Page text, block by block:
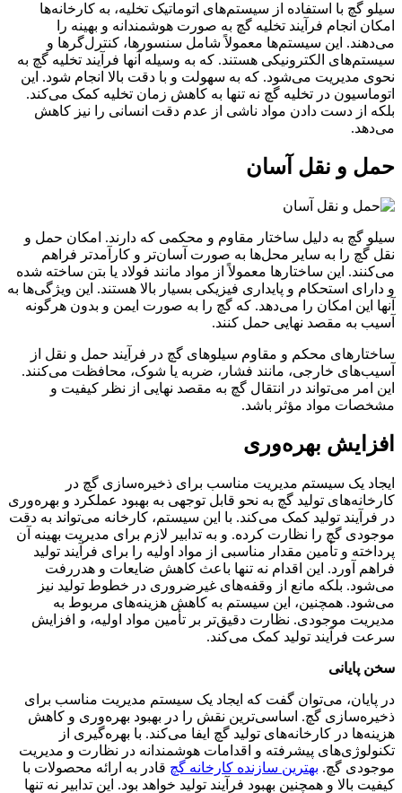
سیلو گچ با استفاده از سیستم‌های اتوماتیک تخلیه، به کارخانه‌ها
امکان انجام فرآیند تخلیه گچ به صورت هوشمندانه و بهینه را
می‌دهند. این سیستم‌ها معمولاً شامل سنسورها، کنترل‌گرها و
سیستم‌های الکترونیکی هستند. که به وسیله آنها فرآیند تخلیه گچ به
نحوی مدیریت می‌شود. که به سهولت و با دقت بالا انجام شود. این
اتوماسیون در تخلیه گچ نه تنها به کاهش زمان تخلیه کمک می‌کند.
بلکه از دست دادن مواد ناشی از عدم دقت انسانی را نیز کاهش
می‌دهد.
حمل و نقل آسان
سیلو گچ به دلیل ساختار مقاوم و محکمی که دارند. امکان حمل و
نقل گچ را به سایر محل‌ها به صورت آسان‌تر و کارآمدتر فراهم
می‌کنند. این ساختارها معمولاً از مواد مانند فولاد یا بتن ساخته شده
و دارای استحکام و پایداری فیزیکی بسیار بالا هستند. این ویژگی‌ها به
آنها این امکان را می‌دهد. که گچ را به صورت ایمن و بدون هرگونه
آسیب به مقصد نهایی حمل کنند.
ساختارهای محکم و مقاوم سیلوهای گچ در فرآیند حمل و نقل از
آسیب‌های خارجی، مانند فشار، ضربه یا شوک، محافظت می‌کنند.
این امر می‌تواند در انتقال گچ به مقصد نهایی از نظر کیفیت و
مشخصات مواد مؤثر باشد.
افزایش بهره‌وری
ایجاد یک سیستم مدیریت مناسب برای ذخیره‌سازی گچ در
کارخانه‌های تولید گچ به نحو قابل توجهی به بهبود عملکرد و بهره‌وری
در فرآیند تولید کمک می‌کند. با این سیستم، کارخانه می‌تواند به دقت
موجودی گچ را نظارت کرده. و به تدابیر لازم برای مدیریت بهینه آن
پرداخته و تأمین مقدار مناسبی از مواد اولیه را برای فرآیند تولید
فراهم آورد. این اقدام نه تنها باعث کاهش ضایعات و هدررفت
می‌شود. بلکه مانع از وقفه‌های غیرضروری در خطوط تولید نیز
می‌شود. همچنین، این سیستم به کاهش هزینه‌های مربوط به
مدیریت موجودی. نظارت دقیق‌تر بر تأمین مواد اولیه، و افزایش
سرعت فرآیند تولید کمک می‌کند.
سخن پایانی
در پایان، می‌توان گفت که ایجاد یک سیستم مدیریت مناسب برای
ذخیره‌سازی گچ. اساسی‌ترین نقش را در بهبود بهره‌وری و کاهش
هزینه‌ها در کارخانه‌های تولید گچ ایفا می‌کند. با بهره‌گیری از
تکنولوژی‌های پیشرفته و اقدامات هوشمندانه در نظارت و مدیریت
موجودی گچ. بهترین سازنده کارخانه گچ قادر به ارائه محصولات با
کیفیت بالا و همچنین بهبود فرآیند تولید خواهد بود. این تدابیر نه تنها